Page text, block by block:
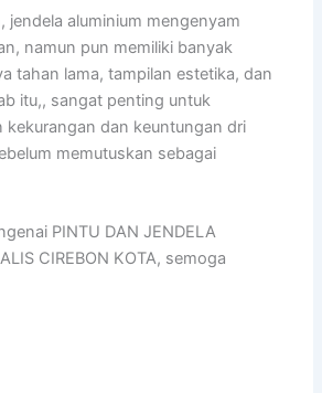
jendela aluminium mengenyam
namun pun memiliki banyak
tahan lama, tampilan estetika, dan
itu,, sangat penting untuk
kekurangan dan keuntungan dri
memutuskan sebagai
PINTU DAN JENDELA
CIREBON KOTA, semoga